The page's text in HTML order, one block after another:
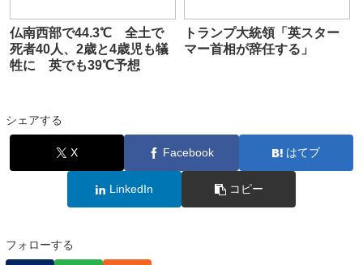
仏南西部で44.3℃ 全土で
死者40人、2歳と4歳児も犠
牲に 英でも39℃予想
トランプ大統領「英スター
マー首相が辞任する」
シェアする
X Facebook はてブ
LinkedIn コピー
フォローする